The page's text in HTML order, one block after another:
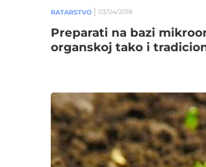
RATARSTVO 03/04/2018
Preparati na bazi
organskoj tako i